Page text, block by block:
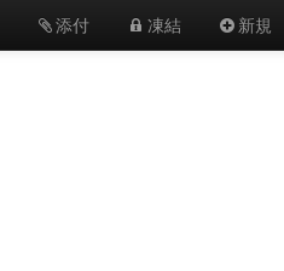
添付 凍結 新規